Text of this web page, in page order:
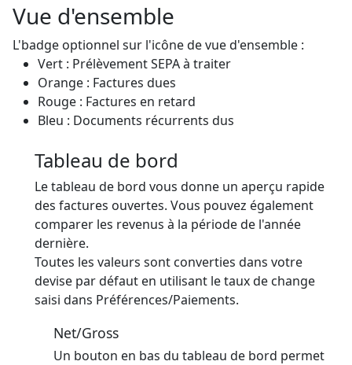
Vue d'ensemble
L'badge optionnel sur l'icône de vue d'ensemble :
Vert : Prélèvement SEPA à traiter
Orange : Factures dues
Rouge : Factures en retard
Bleu : Documents récurrents dus
Tableau de bord
Le tableau de bord vous donne un aperçu rapide
des factures ouvertes. Vous pouvez également
comparer les revenus à la période de l'année
dernière.
Toutes les valeurs sont converties dans votre
devise par défaut en utilisant le taux de change
saisi dans Préférences/Paiements.
Net/Gross
Un bouton en bas du tableau de bord permet